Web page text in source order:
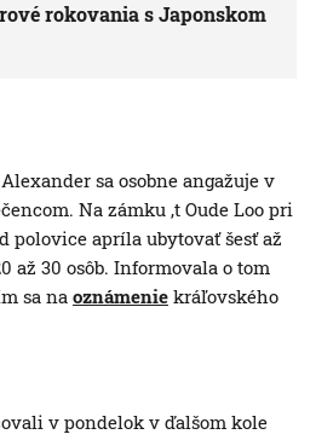
rokovania s Japonskom
sa osobne angažuje v
Na zámku ‚t Oude Loo pri
polovice apríla ubytovať šesť až
až 30 osôb. Informovala o tom
sa na oznámenie kráľovského
v pondelok v ďalšom kole